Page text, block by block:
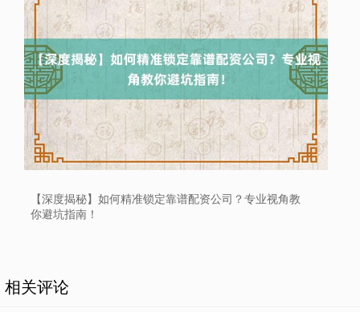
【深度揭秘】如何精准锁定靠谱配资公司？专业视角教
你避坑指南！
相关评论